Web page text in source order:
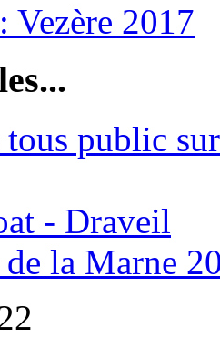
Vezère 2017
tous public
- Draveil
la Marne